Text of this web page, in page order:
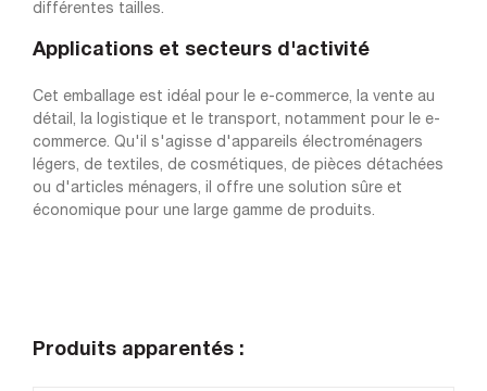
différentes tailles.
Applications et secteurs d'activité
Cet emballage est idéal pour le e-commerce, la vente au
détail, la logistique et le transport, notamment pour le e-
commerce. Qu'il s'agisse d'appareils électroménagers
légers, de textiles, de cosmétiques, de pièces détachées
ou d'articles ménagers, il offre une solution sûre et
économique pour une large gamme de produits.
Produits apparentés :